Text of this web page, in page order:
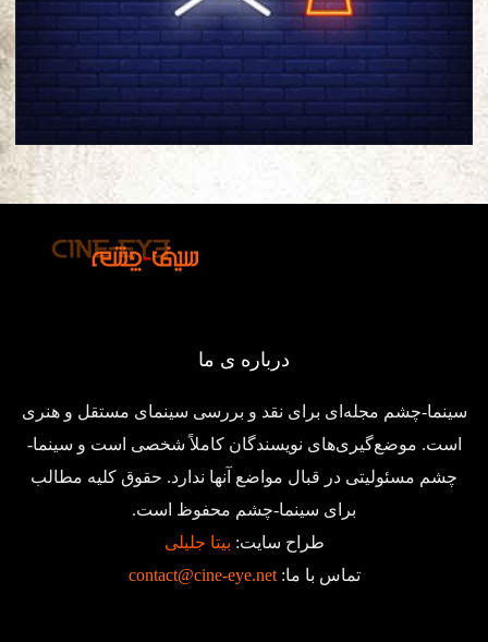
درباره ی ما
سینما-چشم مجله‌ای برای نقد و بررسی سینمای مستقل و هنری
است. موضع‌گیری‌های نویسندگان کاملاً شخصی است و سینما-
چشم مسئولیتی در قبال مواضع آنها ندارد. حقوق کلیه مطالب
برای سینما-چشم محفوظ است.
طراح سایت: بیتا جلیلی
تماس با ما:contact@cine-eye.net